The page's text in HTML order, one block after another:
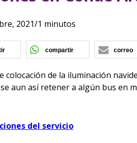
2021/1 minutos
ventana)
(se abre en nueva ventana)
compartir (se abre en
correo
de la iluminación
aun así retener a algún bus en
del servicio